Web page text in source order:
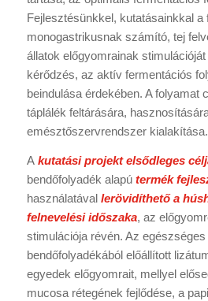
Fejlesztésünkkel, kutatásainkkal a
monogastrikusnak számító, tej
állatok előgyomrainak
kérődzés, az aktív fermentációs
beindulása érdekében. A folyamat
táplálék feltárására,
emésztőszervrendszer kialakítása.
A kutatási projekt elsődleges
bendőfolyadék alapú termék
használatával lerövidíthető a
felnevelési időszaka, az
stimulációja révén. Az egészséges
bendőfolyadékából előállított
egyedek előgyomrait, mellyel
mucosa rétegének fejlődése, a